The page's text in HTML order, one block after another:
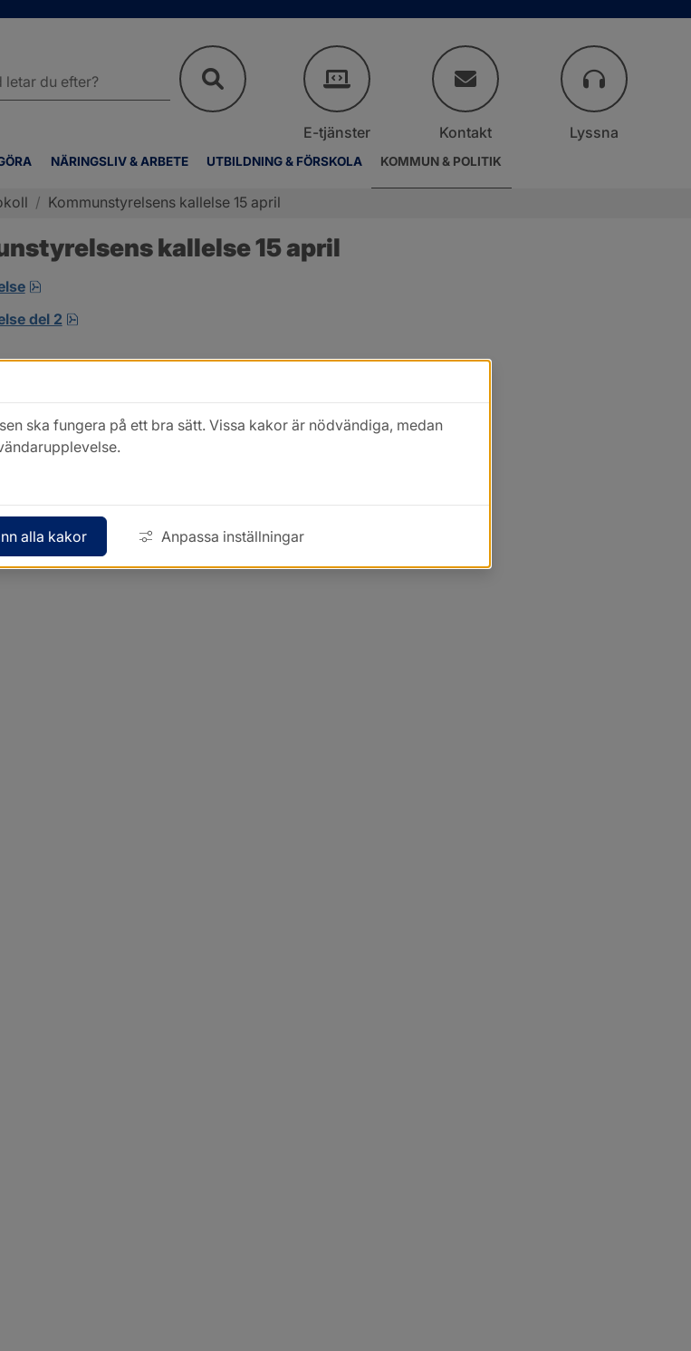
NÄRINGSLIV & ARBETE UTBILDNING & FÖRSKOLA KOMMUN & POLITIK
E-tjänster Kontakt Lyssna
/ Kommunstyrelsens kallelse 15 april
kallelse 15 april
pdf, öppnas i nytt fönster.
del 2
pdf.
ska fungera på ett bra sätt. Vissa kakor är nödvändiga, medan
alla kakor Anpassa inställningar